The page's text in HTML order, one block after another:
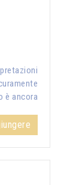
è ancora